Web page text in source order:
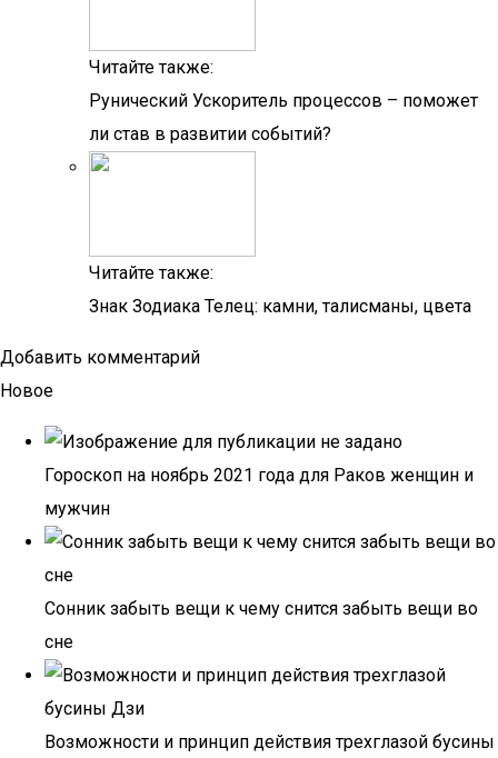
Читайте также:
Рунический Ускоритель процессов – поможет
ли став в развитии событий?
Читайте также:
Знак Зодиака Телец: камни, талисманы, цвета
Добавить комментарий
Новое
Гороскоп на ноябрь 2021 года для Раков женщин и
мужчин
Сонник забыть вещи к чему снится забыть вещи во
сне
Возможности и принцип действия трехглазой бусины